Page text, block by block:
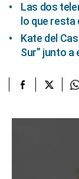
Las dos
lo que resta
Kate del
Sur” junto